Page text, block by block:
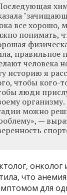
все хорошо,
понимать,
правильное
человека
историю я
чтобы кого-
люди
можно
—
онколог
что анемия
для